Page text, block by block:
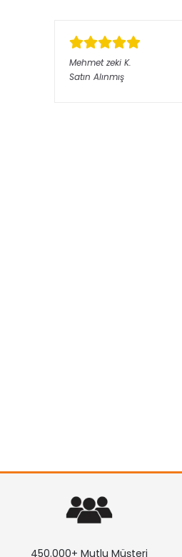
Mehmet zeki K.
Satın Alınmış
450.000+ Mutlu Müşteri